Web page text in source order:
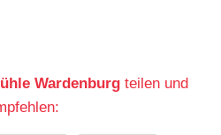
Wardenburgteilen und